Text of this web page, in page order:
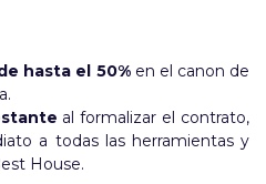
hasta el 50%en el canon de
al formalizar el contrato,
a todas las herramientas y
House.